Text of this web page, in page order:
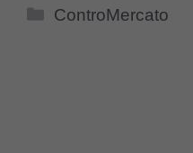
Categorie
ControMercato